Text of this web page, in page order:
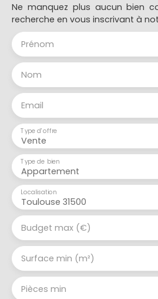
Ne manquez plus aucun bien
recherche en vous inscrivant à
Prénom
Nom
Email
Vente
Type d'offre
Appartement
Type de bien
Toulouse 31500
Localisation
Budget max (€)
Surface min (m²)
Pièces min